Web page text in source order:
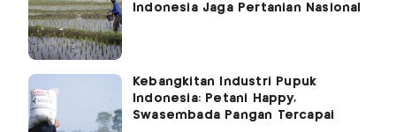
Indonesia Jaga Pertanian Nasional
Kebangkitan Industri Pupuk
Indonesia: Petani Happy,
Swasembada Pangan Tercapai